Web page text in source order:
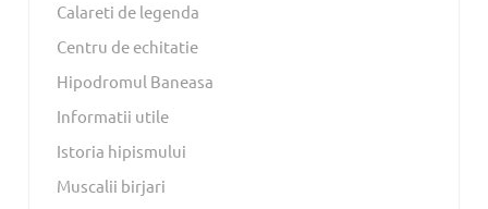
Calareti de legenda
Centru de echitatie
Hipodromul Baneasa
Informatii utile
Istoria hipismului
Muscalii birjari